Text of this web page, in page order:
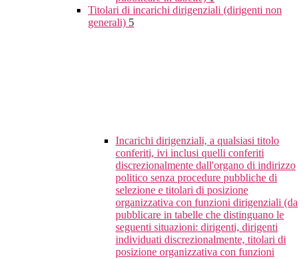
Titolari di incarichi dirigenziali (dirigenti non
generali) 5
Incarichi dirigenziali, a qualsiasi titolo
conferiti, ivi inclusi quelli conferiti
discrezionalmente dall'organo di indirizzo
politico senza procedure pubbliche di
selezione e titolari di posizione
organizzativa con funzioni dirigenziali (da
pubblicare in tabelle che distinguano le
seguenti situazioni: dirigenti, dirigenti
individuati discrezionalmente, titolari di
posizione organizzativa con funzioni